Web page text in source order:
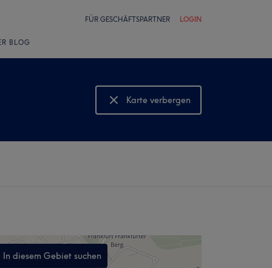
FÜR GESCHÄFTSPARTNER LOGIN
BLOG
Karte verbergen
Karte anzeigen
In diesem Gebiet suchen